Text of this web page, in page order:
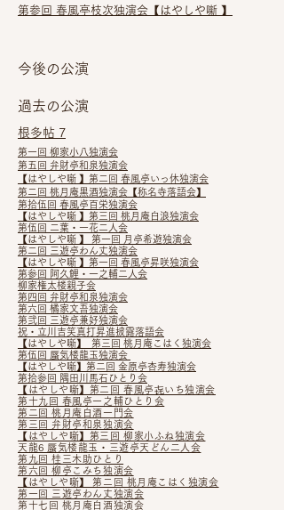
まだ、お申込みでない方は少々お待ち
開演まで一か月ほどですが
重な会です。
何卒ご来場賜りますようよろしくお願
い致します。
はじめ亭しげた拝
第参回 春風亭枝次独演会【はやしや噺 】
今後の公演
過去の公演
根多帖 7
第一回 柳家小八独演会
第五回 弁財亭和泉独演会
【はやしや噺 】第二回 春風亭いっ休独演会
第二回 桃月庵黒酒独演会【称名寺落語会】
第拾伍回 春風亭百栄独演会
【はやしや噺 】第三回 桃月庵白浪独演会
第伍回 二葉・一花二人会
【はやしや噺 】 第一回 月亭希遊独演会
第二回 三遊亭わん丈独演会
【はやしや噺 】第一回 春風亭昇咲独演会
第参回 阿久鯉・一之輔二人会
柳家権太楼親子会
第四回 弁財亭和泉独演会
第六回 橘家文吾独演会
第弐回 三遊亭兼好独演会
祝・立川吉笑真打昇進披露落語会
【はやしや噺】 第三回 桃月庵こはく独演会
第伍回 蜃気楼龍玉独演会
【はやしや噺】第二回 金原亭杏寿独演会
第拾参回 隅田川馬石ひとり会
【はやしや噺】第二回 春風亭㐂いち独演会
第十九回 春風亭一之輔ひとり会
第二回 桃月庵白酒一門会
第三回 弁財亭和泉独演会
【はやしや噺】第三回 柳家小ふね独演会
天龍6 蜃気楼龍玉・三遊亭天どん二人会
第九回 桂三木助ひとり
第六回 柳亭こみち独演会
【はやしや噺】​ 第二回 桃月庵こはく独演会
第一回 三遊亭わん丈独演会
第十七回 桃月庵白酒独演会